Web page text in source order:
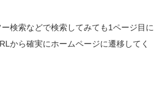
ー検索などで検索してみても1ページ目に
から確実にホームページに遷移してく